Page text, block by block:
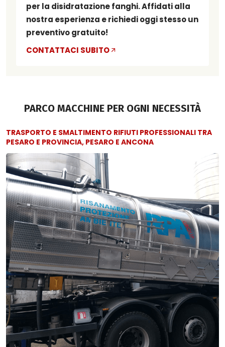
per la disidratazione fanghi. Affidati alla
nostra esperienza e richiedi oggi stesso un
preventivo gratuito!
CONTATTACI SUBITO
PARCO MACCHINE PER OGNI NECESSITÀ
TRASPORTO E SMALTIMENTO RIFIUTI PROFESSIONALI TRA
PESARO E PROVINCIA, PESARO E ANCONA